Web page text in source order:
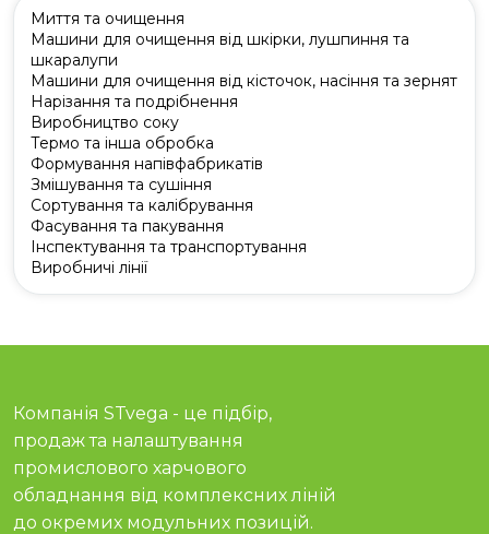
Миття та очищення
Машини для очищення від шкірки, лушпиння та
шкаралупи
Машини для очищення від кісточок, насіння та зернят
Нарізання та подрібнення
Виробництво соку
Термо та інша обробка
Формування напівфабрикатів
Змішування та сушіння
Сортування та калібрування
Фасування та пакування
Інспектування та транспортування
Виробничі лінії
Компанія STvega - це підбір,
продаж та налаштування
промислового харчового
обладнання від комплексних ліній
до окремих модульних позицій.